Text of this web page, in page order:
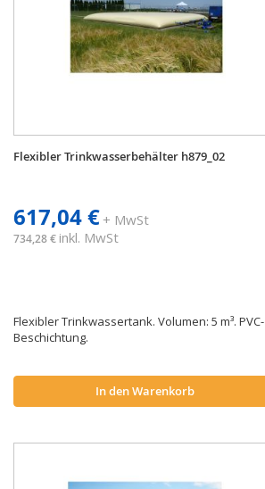
Flexibler Trinkwasserbehälter h879_02
617,04 €+ MwSt
734,28 € inkl. MwSt
Flexibler Trinkwassertank. Volumen: 5 m³. PVC-
Beschichtung.
In den Warenkorb